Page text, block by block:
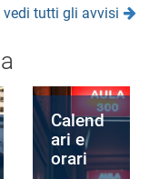
vedi tutti gli avvisi
Calend
ari e
orari